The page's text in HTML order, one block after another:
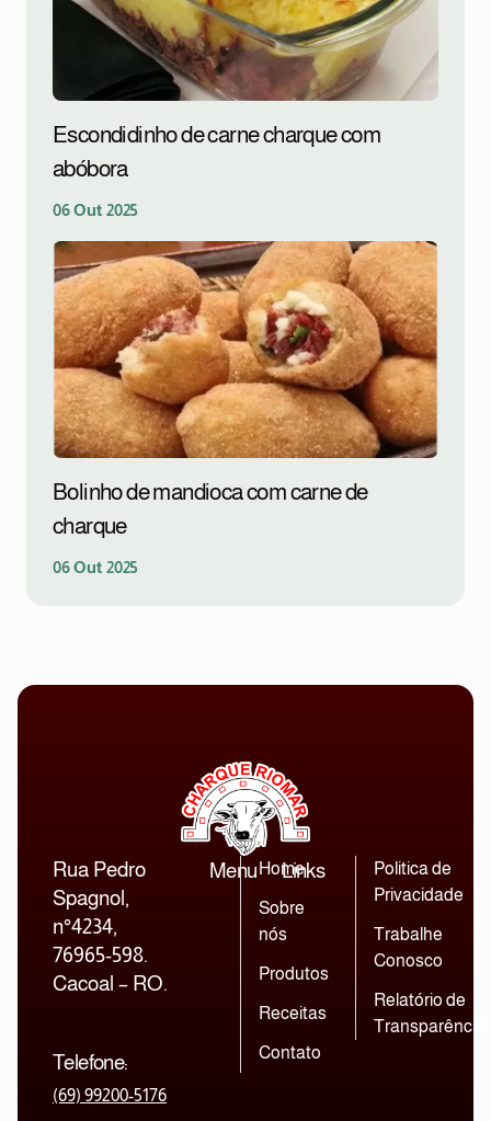
Escondidinho de carne charque com
abóbora
06 Out 2025
Bolinho de mandioca com carne de
charque
06 Out 2025
Rua Pedro
Spagnol,
n°4234,
76965-598.
Cacoal – RO.
Telefone:
(69) 99200-5176
Menu Home
Sobre
nós
Produtos
Receitas
Contato
Links
Politica de
Privacidade
Trabalhe
Conosco
Relatório de
Transparência